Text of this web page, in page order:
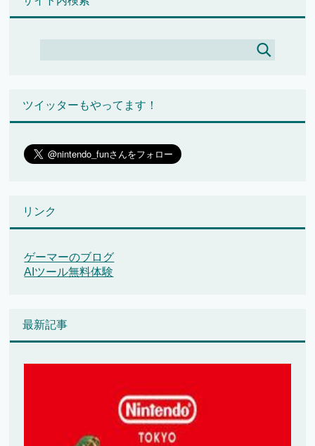
ツイッターもやってます！
リンク
ゲーマーのブログ
AIツール無料体験
最新記事